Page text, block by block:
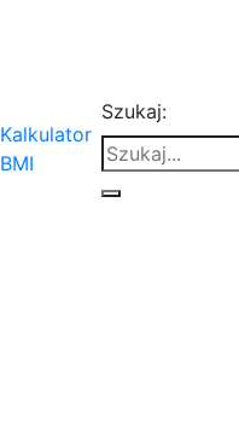
Kalkulator
BMI
Szukaj: